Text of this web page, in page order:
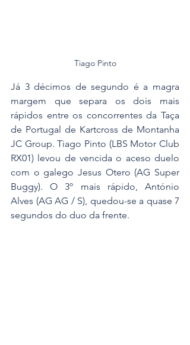
Tiago Pinto
Já 3 décimos de segundo é a magra
margem que separa os dois mais
rápidos entre os concorrentes da Taça
de Portugal de Kartcross de Montanha
JC Group. Tiago Pinto (LBS Motor Club
RX01) levou de vencida o aceso duelo
com o galego Jesus Otero (AG Super
Buggy). O 3º mais rápido, António
Alves (AG AG / S), quedou-se a quase 7
segundos do duo da frente.